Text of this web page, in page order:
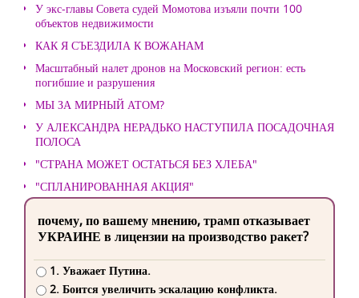
У экс-главы Совета судей Момотова изъяли почти 100
объектов недвижимости
КАК Я СЪЕЗДИЛА К ВОЖАНАМ
Масштабный налет дронов на Московский регион: есть
погибшие и разрушения
МЫ ЗА МИРНЫЙ АТОМ?
У АЛЕКСАНДРА НЕРАДЬКО НАСТУПИЛА ПОСАДОЧНАЯ
ПОЛОСА
"СТРАНА МОЖЕТ ОСТАТЬСЯ БЕЗ ХЛЕБА"
"СПЛАНИРОВАННАЯ АКЦИЯ"
почему, по вашему мнению, трамп отказывает
УКРАИНЕ в лицензии на производство ракет?
1. Уважает Путина.
2. Боится увеличить эскалацию конфликта.